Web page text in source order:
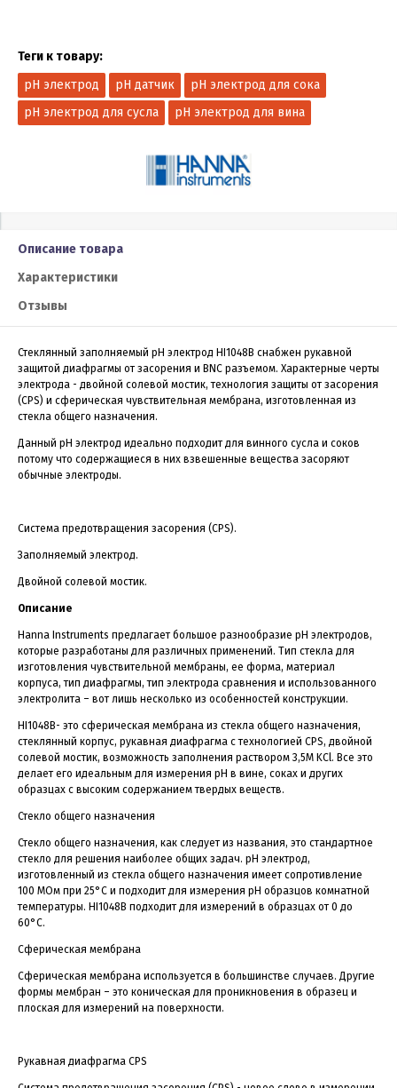
Теги к товару:
pH электрод
pH датчик
pH электрод для сока
pH электрод для сусла
pH электрод для вина
Описание товара
Характеристики
Отзывы
Стеклянный заполняемый рН электрод HI1048B снабжен рукавной
защитой диафрагмы от засорения и BNC разъемом. Характерные черты
электрода - двойной солевой мостик, технология защиты от засорения
(CPS) и сферическая чувствительная мембрана, изготовленная из
стекла общего назначения.
Данный рН электрод идеально подходит для винного сусла и соков
потому что содержащиеся в них взвешенные вещества засоряют
обычные электроды.
Система предотвращения засорения (CPS).
Заполняемый электрод.
Двойной солевой мостик.
Описание
Hanna Instruments предлагает большое разнообразие рН электродов,
которые разработаны для различных применений. Тип стекла для
изготовления чувствительной мембраны, ее форма, материал
корпуса, тип диафрагмы, тип электрода сравнения и использованного
электролита – вот лишь несколько из особенностей конструкции.
HI1048B- это сферическая мембрана из стекла общего назначения,
стеклянный корпус, рукавная диафрагма с технологией CPS, двойной
солевой мостик, возможность заполнения раствором 3,5M KCl. Все это
делает его идеальным для измерения рН в вине, соках и других
образцах с высоким содержанием твердых веществ.
Стекло общего назначения
Стекло общего назначения, как следует из названия, это стандартное
стекло для решения наиболее общих задач. pH электрод,
изготовленный из стекла общего назначения имеет сопротивление
100 МОм при 25°C и подходит для измерения рН образцов комнатной
температуры. HI1048B подходит для измерений в образцах от 0 дo
60°C.
Сферическая мембрана
Сферическая мембрана используется в большинстве случаев. Другие
формы мембран – это коническая для проникновения в образец и
плоская для измерений на поверхности.
Рукавная диафрагма CPS